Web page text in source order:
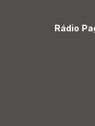
Rádio